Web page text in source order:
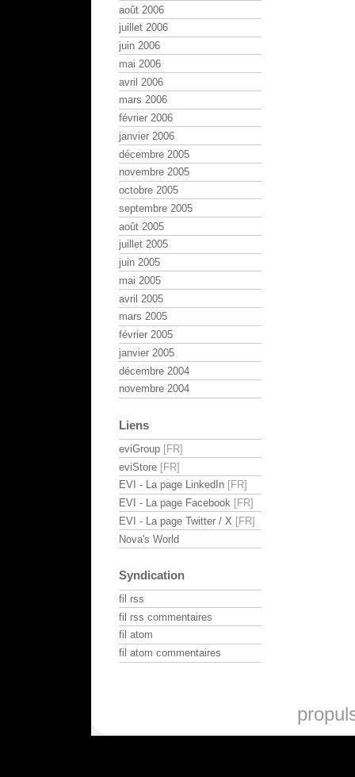
août 2006
juillet 2006
juin 2006
mai 2006
avril 2006
mars 2006
février 2006
janvier 2006
décembre 2005
novembre 2005
octobre 2005
septembre 2005
août 2005
juillet 2005
juin 2005
mai 2005
avril 2005
mars 2005
février 2005
janvier 2005
décembre 2004
novembre 2004
Liens
eviGroup
eviStore
EVI - La page LinkedIn
EVI - La page Facebook
EVI - La page Twitter / X
Nova's World
Syndication
fil rss
fil rss commentaires
fil atom
fil atom commentaires